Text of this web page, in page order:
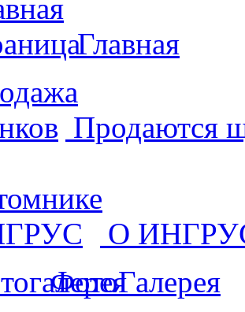
Главная
Продаются
О
ФотоГалерея